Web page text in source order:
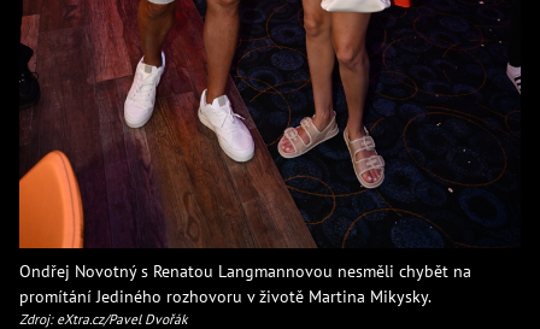
Ondřej Novotný s Renatou Langmannovou nesměli chybět na
promítání Jediného rozhovoru v životě Martina Mikysky.
Zdroj: eXtra.cz/Pavel Dvořák